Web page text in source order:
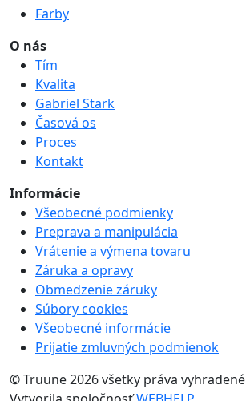
Farby
O nás
Tím
Kvalita
Gabriel Stark
Časová os
Proces
Kontakt
Informácie
Všeobecné podmienky
Preprava a manipulácia
Vrátenie a výmena tovaru
Záruka a opravy
Obmedzenie záruky
Súbory cookies
Všeobecné informácie
Prijatie zmluvných podmienok
© Truune 2026 všetky práva vyhradené